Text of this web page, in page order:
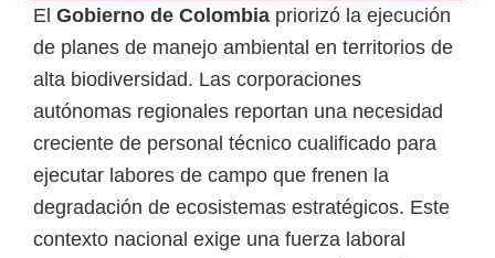
u
El Gobierno de Colombia priorizó la ejecución
de planes de manejo ambiental en territorios de
alta biodiversidad. Las corporaciones
autónomas regionales reportan una necesidad
creciente de personal técnico cualificado para
ejecutar labores de campo que frenen la
degradación de ecosistemas estratégicos. Este
contexto nacional exige una fuerza laboral